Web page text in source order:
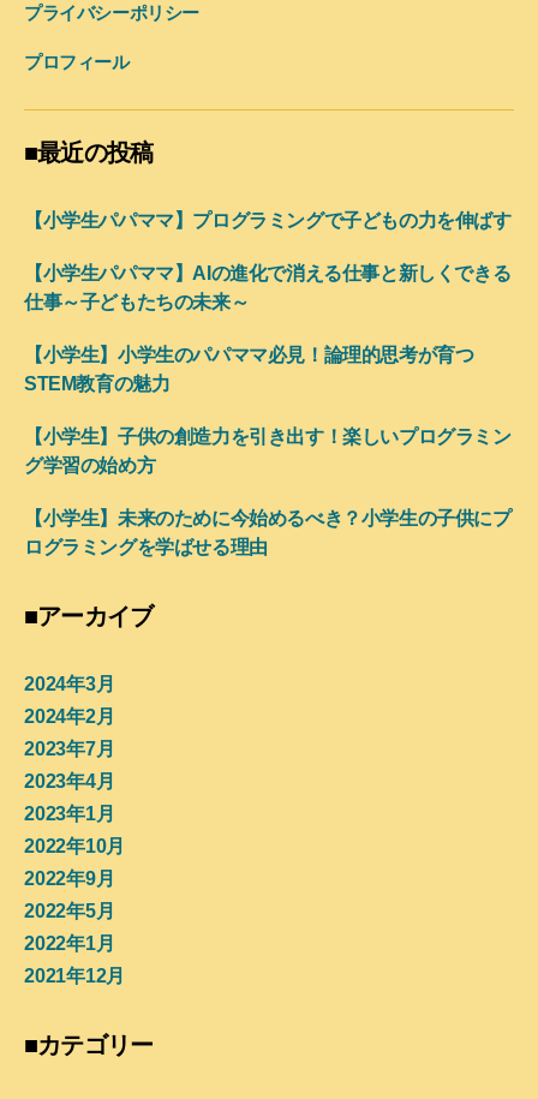
プライバシーポリシー
プロフィール
■最近の投稿
【小学生パパママ】プログラミングで子どもの力を伸ばす
【小学生パパママ】AIの進化で消える仕事と新しくできる
仕事～子どもたちの未来～
【小学生】小学生のパパママ必見！論理的思考が育つ
STEM教育の魅力
【小学生】子供の創造力を引き出す！楽しいプログラミン
グ学習の始め方
【小学生】未来のために今始めるべき？小学生の子供にプ
ログラミングを学ばせる理由
■アーカイブ
2024年3月
2024年2月
2023年7月
2023年4月
2023年1月
2022年10月
2022年9月
2022年5月
2022年1月
2021年12月
■カテゴリー